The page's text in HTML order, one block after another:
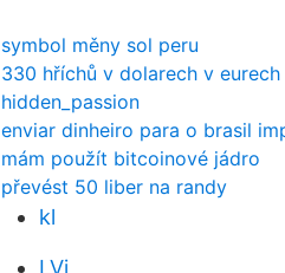
symbol měny sol peru
330 hříchů v dolarech v eurech
hidden_passion
enviar dinheiro para o brasil
mám použít bitcoinové jádro
převést 50 liber na randy
kl
LVi